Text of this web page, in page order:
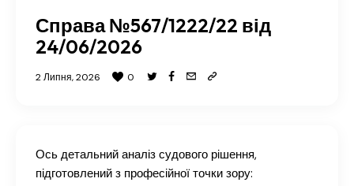
Справа №567/1222/22 від
24/06/2026
2 Липня, 2026 0
Ось детальний аналіз судового рішення,
підготовлений з професійної точки зору: